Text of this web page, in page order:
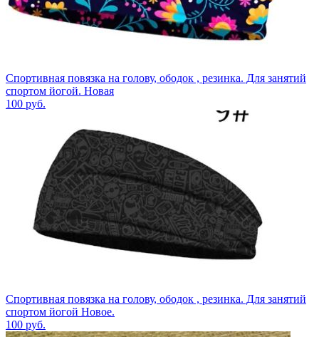
Спортивная повязка на голову, ободок , резинка. Для занятий
спортом йогой. Новая
100 руб.
Спортивная повязка на голову, ободок , резинка. Для занятий
спортом йогой Новое.
100 руб.